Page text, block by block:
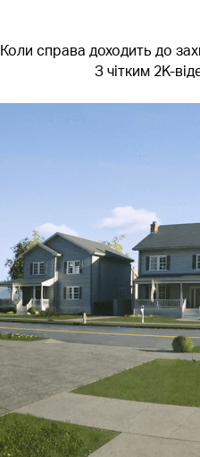
Коли справа доходить до
З чітким 2K-